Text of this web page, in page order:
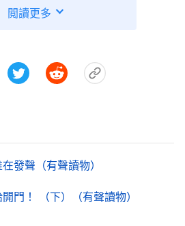
面前急切地向主禱告，求主看
進了包裏，因為我不知道該如
一股腦兒地説了出來。老姊妹
妹啊，這確實不是一件小事，
果我們在對待主來的事上盲目
，讓我們明白他的心意。」我
閲讀更多
發聲（有聲讀物）
門！ （下）（有聲讀物）